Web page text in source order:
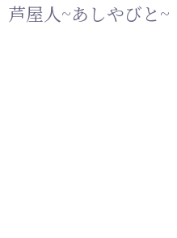
芦屋人~あしやびと~